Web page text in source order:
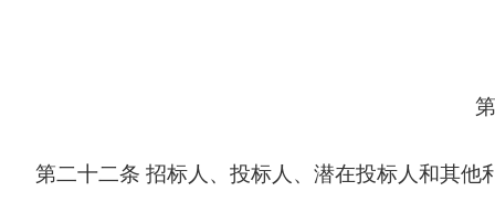
第二十二条 招标人、投标人、潜在投标人和其他